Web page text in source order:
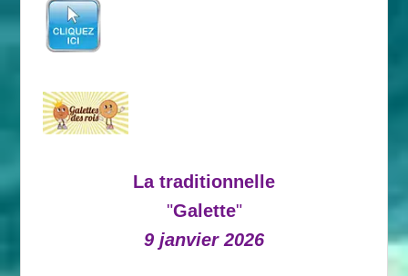
La traditionnelle
"Galette"
9 janvier 2026